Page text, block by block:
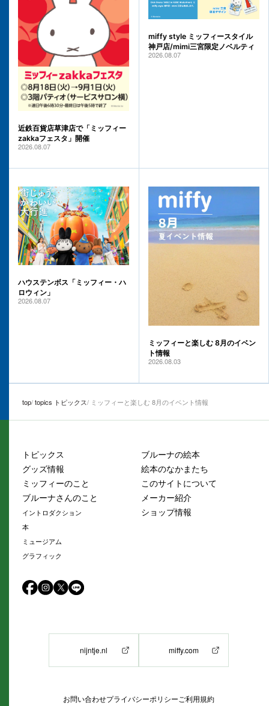
近鉄百貨店草津店で「ミッフィー
zakkaフェスタ」開催
2026.08.07
miffy style ミッフィースタイル
神戸店/mimi三宮限定ノベルティ
2026.08.07
ハウステンボス「ミッフィー・ハ
ロウィン」
2026.08.07
ミッフィーと楽しむ 8月のイベン
ト情報
2026.08.03
top topics トピックス ミッフィーと楽しむ 8月のイベント情報
トピックス
グッズ情報
ミッフィーのこと
ブルーナさんのこと
イントロダクション
本
ミュージアム
グラフィック
ブルーナの絵本
絵本のなかまたち
このサイトについて
メーカー紹介
ショップ情報
nijntje.nl miffy.com
お問い合わせプライバシーポリシーご利用規約